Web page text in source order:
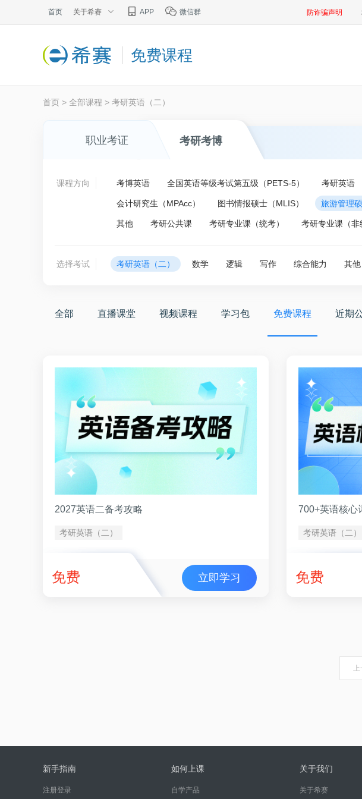
首页 关于希赛 APP 微信群 防诈骗声明
免费课程
首页 > 全部课程 > 考研英语（二）
职业考证 考研考博
课程方向 考博英语 全国英语等级考试第五级（PETS-5） 考研英语
会计研究生（MPAcc） 图书情报硕士（MLIS） 旅游管理
其他 考研公共课 考研专业课（统考） 考研专业课（非
选择考试 考研英语（二） 数学 逻辑 写作 综合能力 其他
全部 直播课堂 视频课程 学习包 免费课程 近期
2027英语二备考攻略
考研英语（二）
免费 立即学习
700+英语核心
考研英语（二）
免费
新手指南
注册登录
如何上课
自学产品
关于我们
关于希赛